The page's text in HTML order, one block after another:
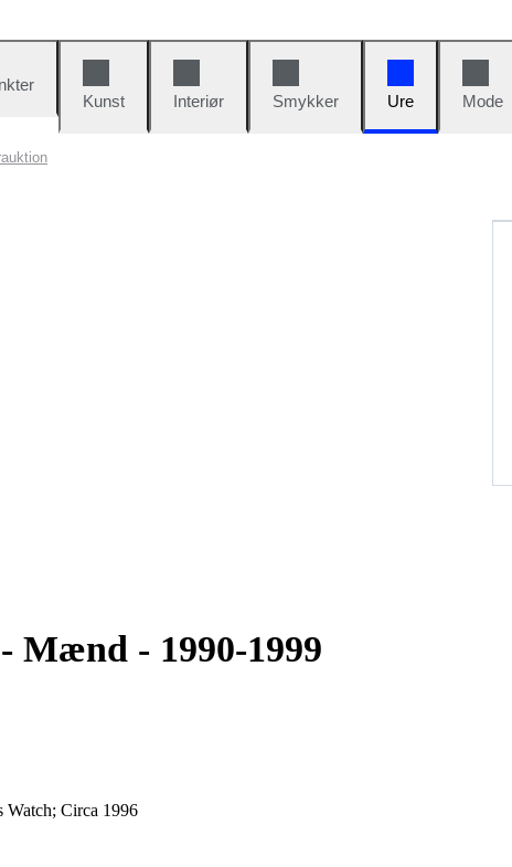
Kunst
Interiør Smykker Ure Mode
Mænd - 1990-1999
Circa 1996